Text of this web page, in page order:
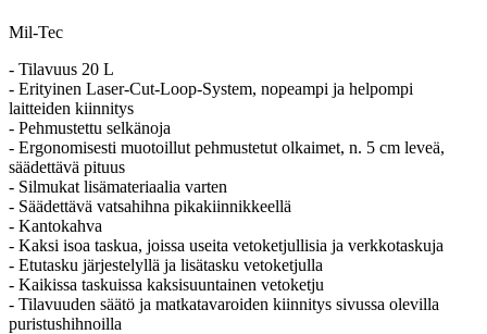
Mil-Tec
- Tilavuus 20 L
- Erityinen Laser-Cut-Loop-System, nopeampi ja helpompi
laitteiden kiinnitys
- Pehmustettu selkänoja
- Ergonomisesti muotoillut pehmustetut olkaimet, n. 5 cm leveä,
säädettävä pituus
- Silmukat lisämateriaalia varten
- Säädettävä vatsahihna pikakiinnikkeellä
- Kantokahva
- Kaksi isoa taskua, joissa useita vetoketjullisia ja verkkotaskuja
- Etutasku järjestelyllä ja lisätasku vetoketjulla
- Kaikissa taskuissa kaksisuuntainen vetoketju
- Tilavuuden säätö ja matkatavaroiden kiinnitys sivussa olevilla
puristushihnoilla